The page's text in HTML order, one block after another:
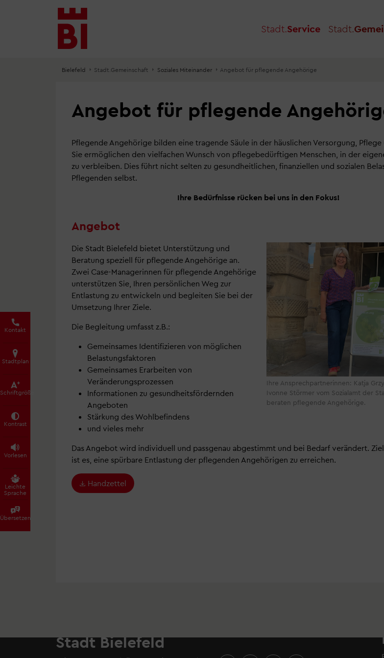
Inhalt
anspringen
Menü
anspringen
Suche
anspringen
Stadt.Service Stadt.
Kontakt
Stadtplan
Schrift­größe
Kontrast
Vorlesen
Leichte
Sprache
Übersetzen
Bielefeld Stadt.Gemeinschaft Soziales Miteinander Angebot für pflegende Angehörige
Angebot für pflegende
Pflegende Angehörige bilden eine tragende Säule in der häuslichen Versorgung,
Sie ermöglichen den vielfachen Wunsch von pflegebedürftigen Menschen, in der
zu verbleiben. Dies führt nicht selten zu gesundheitlichen, finanziellen und sozialen
Pflegenden selbst.
Ihre Bedürfnisse rücken bei uns in den Fokus!
Angebot
Ihre Ansprechpartnerinnen: Katja
Ivonne Störmer vom Sozialamt der
beraten pflegende Angehörige.
Die Stadt Bielefeld bietet Unterstützung und
Beratung speziell für pflegende Angehörige an.
Zwei Case-Managerinnen für pflegende Angehörige
unterstützen Sie, Ihren persönlichen Weg zur
Entlastung zu entwickeln und begleiten Sie bei der
Umsetzung Ihrer Ziele.
Die Begleitung umfasst z.B.:
Gemeinsames Identifizieren von möglichen
Belastungsfaktoren
Gemeinsames Erarbeiten von
Veränderungsprozessen
Informationen zu gesundheitsfördernden
Angeboten
Stärkung des Wohlbefindens
und vieles mehr
Das Angebot wird individuell und passgenau abgestimmt und bei Bedarf verändert.
ist es, eine spürbare Entlastung der pflegenden Angehörigen zu erreichen.
Handzettel
Stadt Bielefeld